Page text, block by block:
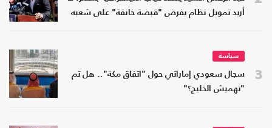
أريد تمويل نظام يفرض "قبضة خانقة" على شعبه
3
سياسة
سجال سعودي إماراتي حول "اتفاق مكة".. هل تم
"تهميش الخليج؟"